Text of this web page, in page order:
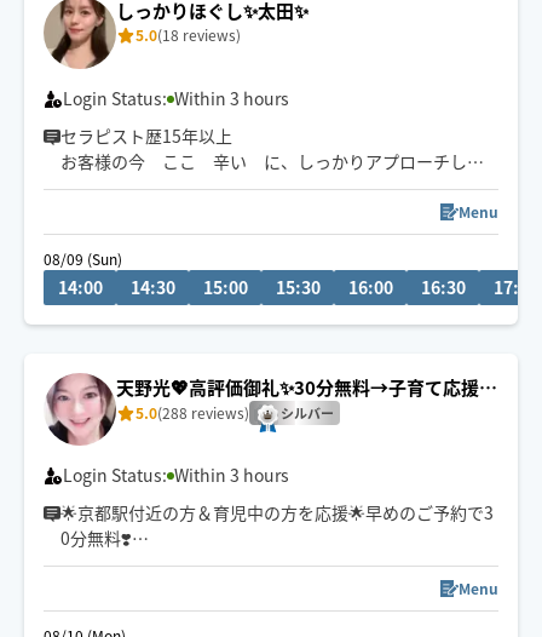
参致します
お忙しい方のスキマ時間に🌈
ホッコリするご褒美タイムを
身も心もほぐせるよう心がけています🤍
しっかりほぐし✨太田✨
5.0(18 reviews)
Login Status: Within 3 hours
セラピスト歴15年以上
お客様の今 ここ 辛い に、しっかりアプローチして
いきます。
もみほぐし、オイル、ストレッチを得意とし、しっかり
とした圧から優しいタッチまでお客様に合わせてご対応
いたします。
Menu
08/09 (Sun)
14:00 14:30 15:00 15:30 16:00 16:30 17:00
天野光💖高評価御礼✨30分無料→子育て応援＆
京都駅付近💕
5.0(288 reviews) シルバー
Login Status: Within 3 hours
🌟京都駅付近の方＆育児中の方を応援🌟早めのご予約で3
0分無料❣️
初めまして。指圧と整体とリバースエイジング(若返り)が
得意なエステティシャンです♪有名人も通われる会員制
サロンにスカウトされ、勤めておりました。大阪府個人
Menu